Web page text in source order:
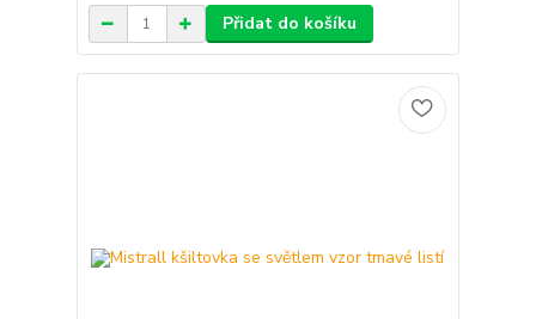
Přidat do košíku